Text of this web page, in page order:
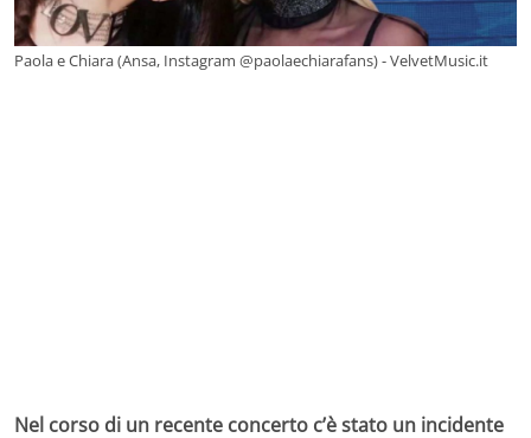
Paola e Chiara (Ansa, Instagram @paolaechiarafans) - VelvetMusic.it
Nel corso di un recente concerto c’è stato un incidente